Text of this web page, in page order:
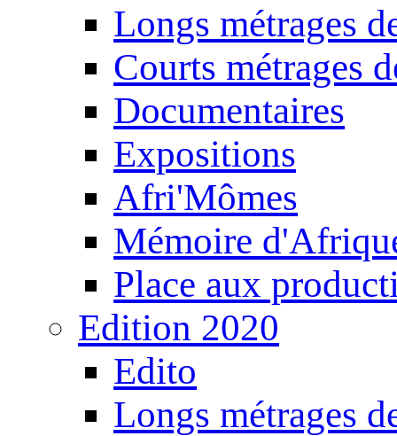
Longs métrages
Courts métrages
Documentaires
Expositions
Afri'Mômes
Mémoire
Place aux
Edition 2020
Edito
Longs métrages